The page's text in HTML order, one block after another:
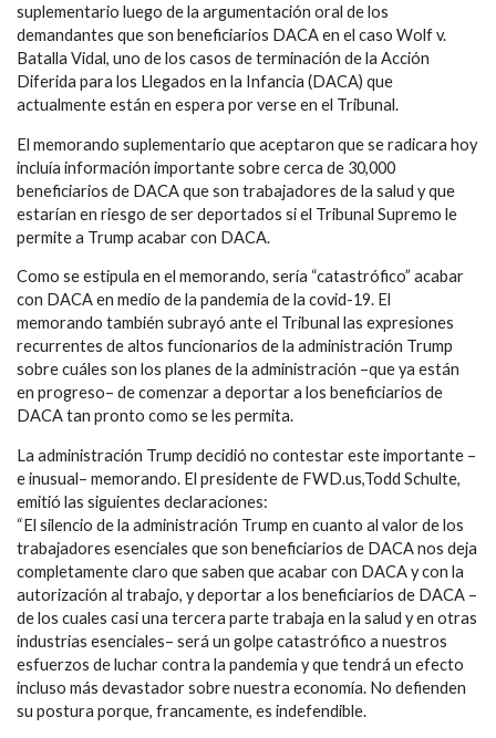
suplementario luego de la argumentación oral de los
demandantes que son beneficiarios DACA en el caso Wolf v.
Batalla Vidal, uno de los casos de terminación de la Acción
Diferida para los Llegados en la Infancia (DACA) que
actualmente están en espera por verse en el Tribunal.
El memorando suplementario que aceptaron que se radicara hoy
incluía información importante sobre cerca de 30,000
beneficiarios de DACA que son trabajadores de la salud y que
estarían en riesgo de ser deportados si el Tribunal Supremo le
permite a Trump acabar con DACA.
Como se estipula en el memorando, sería “catastrófico” acabar
con DACA en medio de la pandemia de la covid-19. El
memorando también subrayó ante el Tribunal las expresiones
recurrentes de altos funcionarios de la administración Trump
sobre cuáles son los planes de la administración –que ya están
en progreso– de comenzar a deportar a los beneficiarios de
DACA tan pronto como se les permita.
La administración Trump decidió no contestar este importante –
e inusual– memorando. El presidente de FWD.us,Todd Schulte,
emitió las siguientes declaraciones:
“El silencio de la administración Trump en cuanto al valor de los
trabajadores esenciales que son beneficiarios de DACA nos deja
completamente claro que saben que acabar con DACA y con la
autorización al trabajo, y deportar a los beneficiarios de DACA –
de los cuales casi una tercera parte trabaja en la salud y en otras
industrias esenciales– será un golpe catastrófico a nuestros
esfuerzos de luchar contra la pandemia y que tendrá un efecto
incluso más devastador sobre nuestra economía. No defienden
su postura porque, francamente, es indefendible.